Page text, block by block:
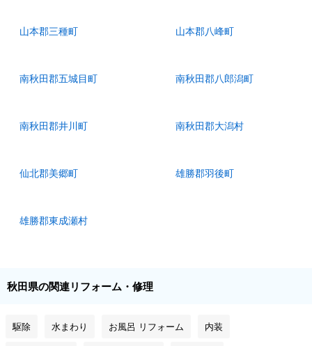
山本郡三種町 山本郡八峰町
南秋田郡五城目町 南秋田郡八郎潟町
南秋田郡井川町 南秋田郡大潟村
仙北郡美郷町 雄勝郡羽後町
雄勝郡東成瀬村
秋田県の関連リフォーム・修理
駆除 水まわり お風呂 リフォーム 内装